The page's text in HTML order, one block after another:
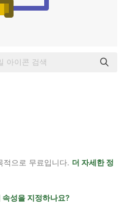
적으로 무료입니다. 더 자세한 정
속성을 지정하나요?